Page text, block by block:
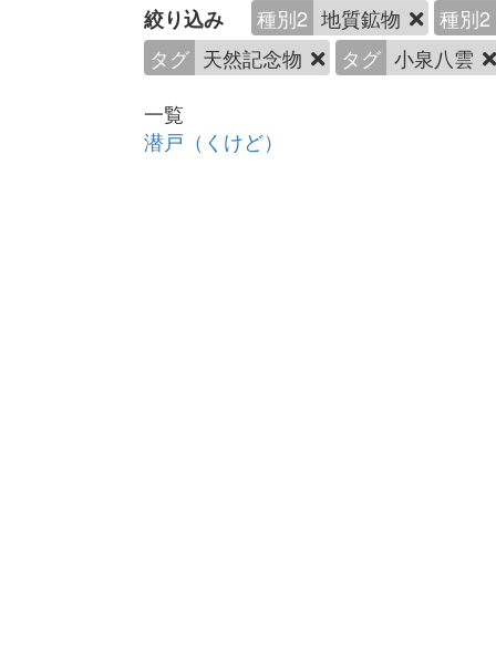
絞り込み 種別2 地質鉱物
種別2
タグ 天然記念物 タグ 小泉八雲
一覧
潜戸（くけど）